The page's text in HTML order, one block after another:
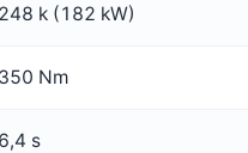
248 k (182 kW)
350 Nm
6,4 s